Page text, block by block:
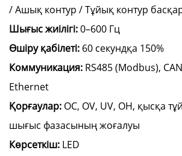
/ Ашық контур / Тұйық контур
Шығыс жиілігі:0–600 Гц
Өшіру қабілеті: 60 секундқа 150%
Коммуникация: RS485 (Modbus),
Ethernet
Қорғаулар: OC, OV, UV, OH, қысқа
шығыс фазасының жоғалуы
Көрсеткіш: LED